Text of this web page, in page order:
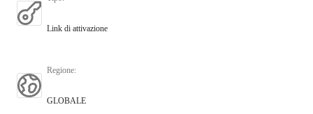
Link di attivazione
Regione:
GLOBALE